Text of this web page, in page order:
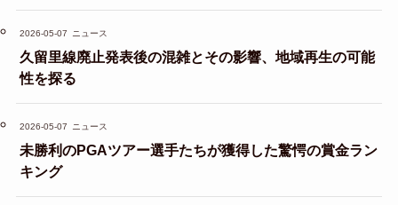
2026-05-07 ニュース
久留里線廃止発表後の混雑とその影響、地域再生の可能
性を探る
2026-05-07 ニュース
未勝利のPGAツアー選手たちが獲得した驚愕の賞金ラン
キング